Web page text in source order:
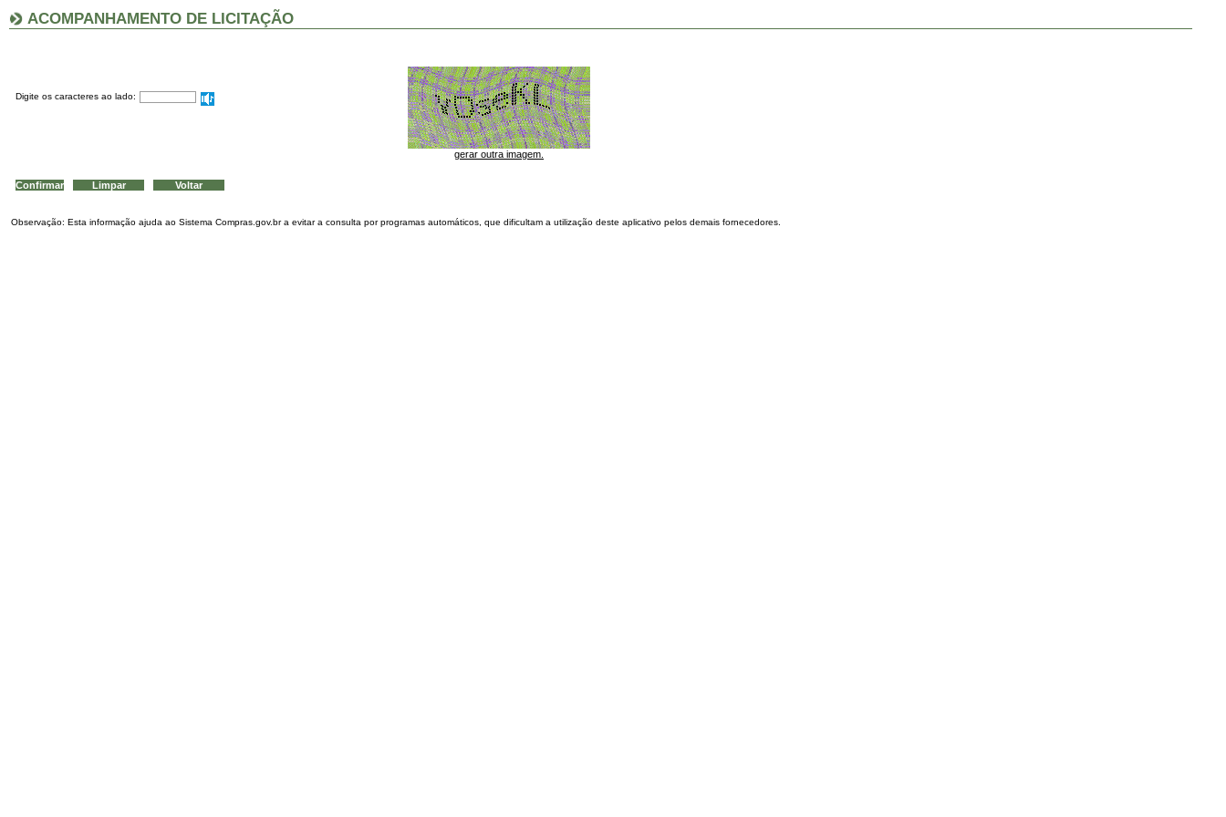
ACOMPANHAMENTO DE LICITAÇÃO
Digite os caracteres ao lado:
gerar outra imagem.
Observação: Esta informação ajuda ao Sistema Compras.gov.br a evitar a consulta por programas automáticos, que dificultam a utilização deste aplicativo pelos demais fornecedores.